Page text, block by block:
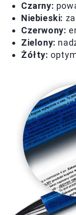
Czarny:
Niebieski:
Czerwony:
Zielony:
Żółty: